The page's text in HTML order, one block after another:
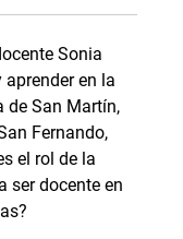
Sonia
aprender en la
de San Martín,
Fernando,
el rol de la
ser docente en